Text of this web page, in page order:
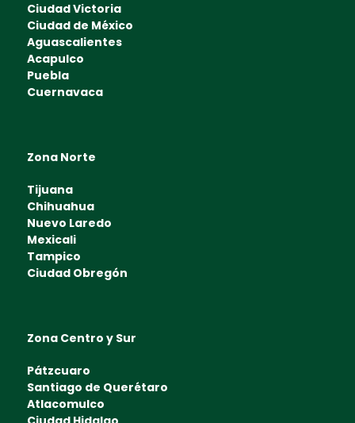
Ciudad Victoria
Ciudad de México
Aguascalientes
Acapulco
Puebla
Cuernavaca
Zona Norte
Tijuana
Chihuahua
Nuevo Laredo
Mexicali
Tampico
Ciudad Obregón
Zona Centro y Sur
Pátzcuaro
Santiago de Querétaro
Atlacomulco